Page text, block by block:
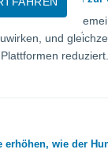
zu einem
und
reduziert.
wie der